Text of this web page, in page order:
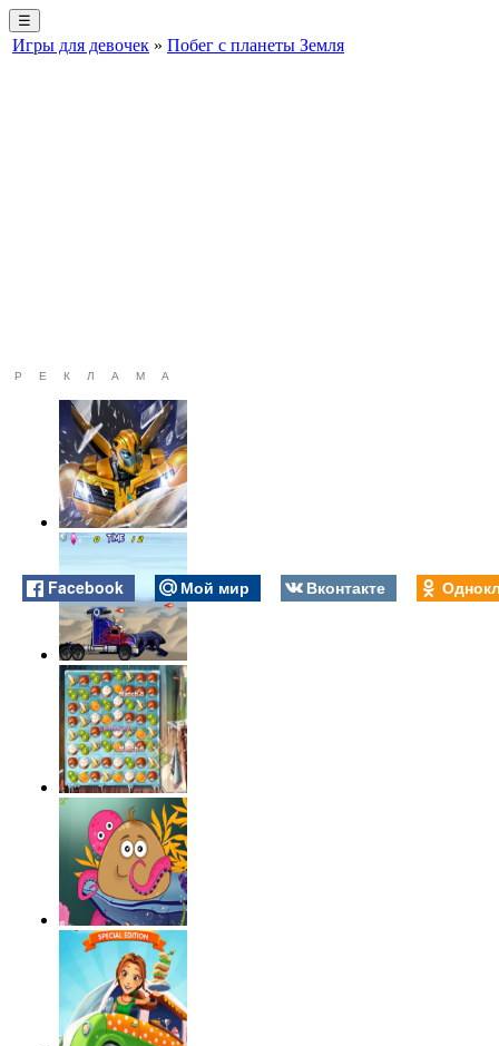
☰
Игры для девочек » Побег с планеты Земля
РЕКЛАМА
Facebook Мой мир Вконтакте